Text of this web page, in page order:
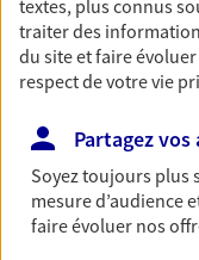
Retraite
Préparez
votre vie avec les
spécialement
Santé
textes, plus connus
traiter des
du site et faire
respect de votre vie
Partagez
Soyez toujours plus
mesure d’audience
faire évoluer nos